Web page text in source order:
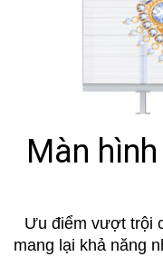
Màn
Ưu điểm vượt trội
mang lại khả năng